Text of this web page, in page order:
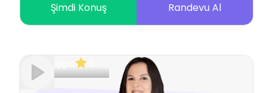
Şimdi Konuş Randevu Al